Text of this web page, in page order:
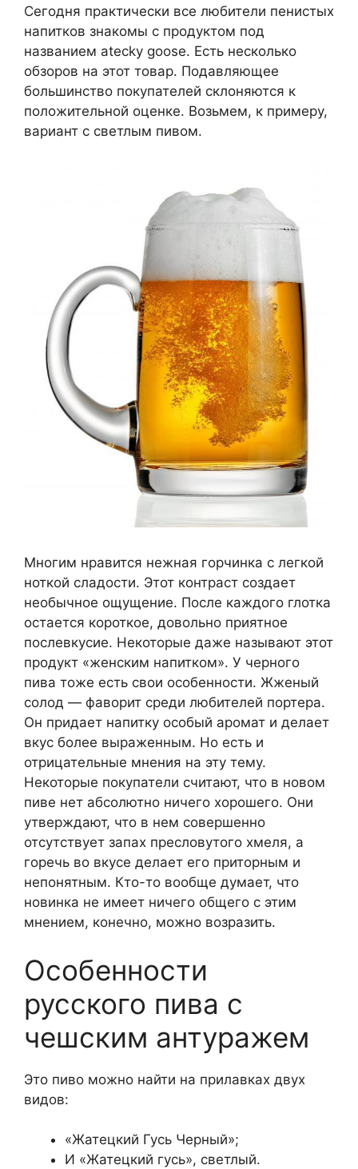
Сегодня практически все любители пенистых
напитков знакомы с продуктом под
названием atecky goose. Есть несколько
обзоров на этот товар. Подавляющее
большинство покупателей склоняются к
положительной оценке. Возьмем, к примеру,
вариант с светлым пивом.
Многим нравится нежная горчинка с легкой
ноткой сладости. Этот контраст создает
необычное ощущение. После каждого глотка
остается короткое, довольно приятное
послевкусие. Некоторые даже называют этот
продукт «женским напитком». У черного
пива тоже есть свои особенности. Жженый
солод — фаворит среди любителей портера.
Он придает напитку особый аромат и делает
вкус более выраженным. Но есть и
отрицательные мнения на эту тему.
Некоторые покупатели считают, что в новом
пиве нет абсолютно ничего хорошего. Они
утверждают, что в нем совершенно
отсутствует запах пресловутого хмеля, а
горечь во вкусе делает его приторным и
непонятным. Кто-то вообще думает, что
новинка не имеет ничего общего с этим
мнением, конечно, можно возразить.
Особенности
русского пива с
чешским антуражем
Это пиво можно найти на прилавках двух
видов:
«Жатецкий Гусь Черный»;
И «Жатецкий гусь», светлый.